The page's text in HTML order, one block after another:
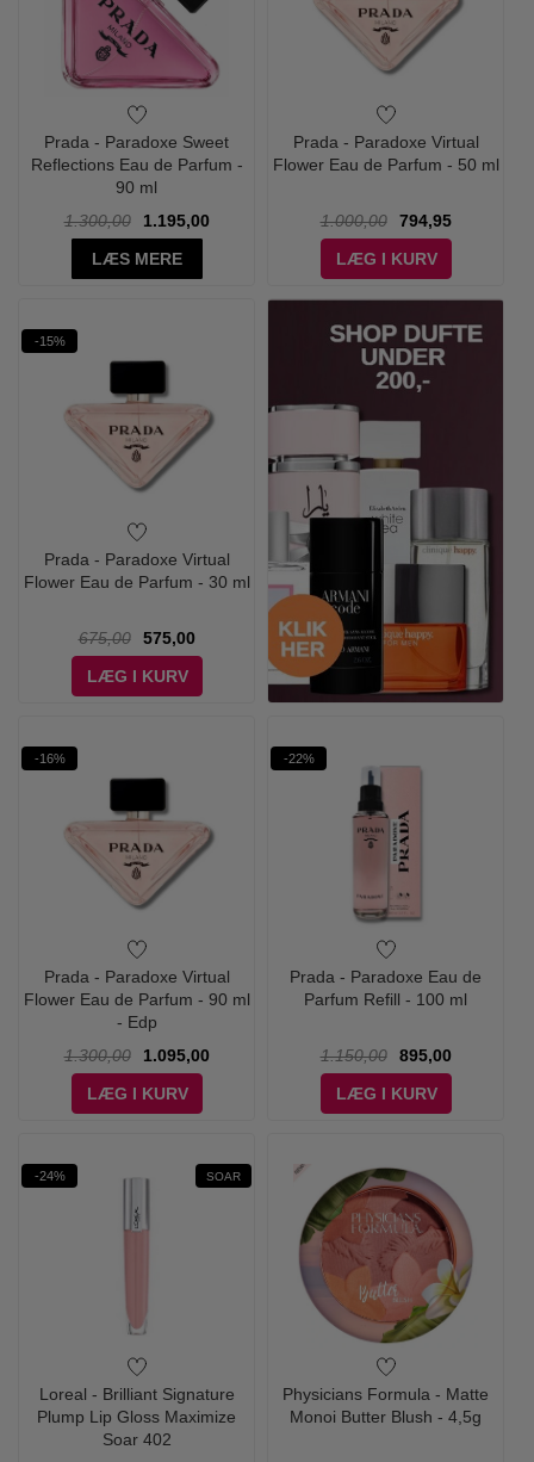
Prada - Paradoxe Sweet
Reflections Eau de Parfum -
90 ml
1.300,00
1.195,00
LÆS MERE
Prada - Paradoxe Virtual
Flower Eau de Parfum - 50 ml
1.000,00
794,95
LÆG I KURV
-15%
Prada - Paradoxe Virtual
Flower Eau de Parfum - 30 ml
675,00
575,00
LÆG I KURV
-16%
Prada - Paradoxe Virtual
Flower Eau de Parfum - 90 ml
- Edp
1.300,00
1.095,00
LÆG I KURV
-22%
Prada - Paradoxe Eau de
Parfum Refill - 100 ml
1.150,00
895,00
LÆG I KURV
-24% SOAR
Loreal - Brilliant Signature
Plump Lip Gloss Maximize
Soar 402
Physicians Formula - Matte
Monoi Butter Blush - 4,5g